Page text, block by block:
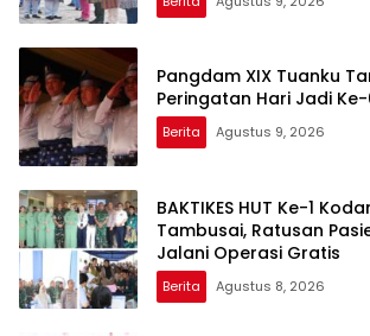
Pangdam XIX Tuanku
Peringatan Hari Jadi Ke-
Berita Agustus 9, 2026
BAKTIKES HUT Ke-1
Tambusai, Ratusan
Jalani Operasi Gratis
Berita Agustus 8, 2026